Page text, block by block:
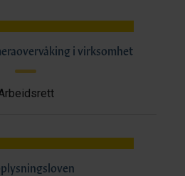
i virksomhet